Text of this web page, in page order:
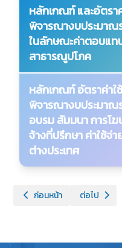
ระเบียบกระทรวงการคลั
รับเงิน การจ่ายเงิน การ
(ฉบับที่ 2) พ.ศ. 2563
ระเบียบกระทรวงการค
พ.ศ. 2562
ระเบียบกระทรวงการคลั
บำเหน็จบำนาญ เงินประ
ลักษณะเดียวกัน พ.ศ.
2562
จังหวัดแบบบูรณาการ
หลักเกณฑ์ และอัตรา
พิจารณางบประมาณ
ในลักษณะค่าตอบแท
สาธารณูปโภค
เดือน ธันวาคม 2567
เดือน ธันวาคม 2566
เดือน ธันวาคม 2565
เดือน ธันวาคม 2564
เดือน ธันวาคม 2563
หลักเกณฑ์ อัตราค่าใ
พิจารณางบประมาณ
อบรม สัมมนา การโ
จ้างที่ปรึกษา ค่าใช้จ่า
ต่างประเทศ
ประมาณรายจ่ายประจำ
เนื้อหาก่อนหน้า: เรื่องอื่นๆ
ก่อนหน้า เนื้อหาถัดไ
ต่อไป